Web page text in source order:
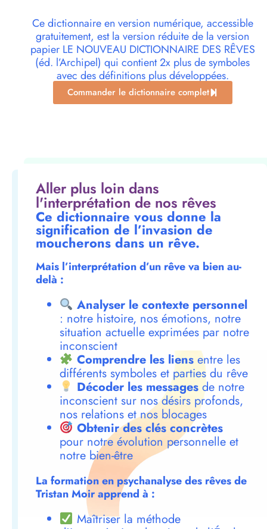
Ce dictionnaire en version numérique, accessible
gratuitement, est la version réduite de la version
papier LE NOUVEAU DICTIONNAIRE DES RÊVES
(éd. l’Archipel) qui contient 2x plus de symboles
avec des définitions plus développées.
Commander le dictionnaire complet
Aller plus loin dans
l'interprétation de nos rêves
Ce dictionnaire vous donne la
signification de l’invasion de
moucherons dans un rêve.
Mais l’interprétation d’un rêve va bien au-
delà :
Analyser le contexte personnel
: notre histoire, nos émotions, notre
situation actuelle exprimées par notre
inconscient
Comprendre les liensentre les
différents symboles et parties du rêve
Décoder les messagesde notre
inconscient sur nos désirs profonds,
nos relations et nos blocages
Obtenir des clés concrètes
pour notre évolution personnelle et
notre bien-être
La formation en psychanalyse des rêves de
Tristan Moir apprend à :
Maîtriser la méthode